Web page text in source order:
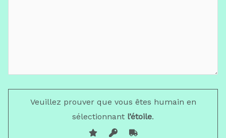
Veuillez prouver que vous êtes humain en
sélectionnant l’étoile.